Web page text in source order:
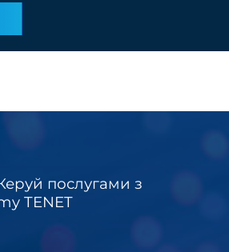
послугами з
TENET